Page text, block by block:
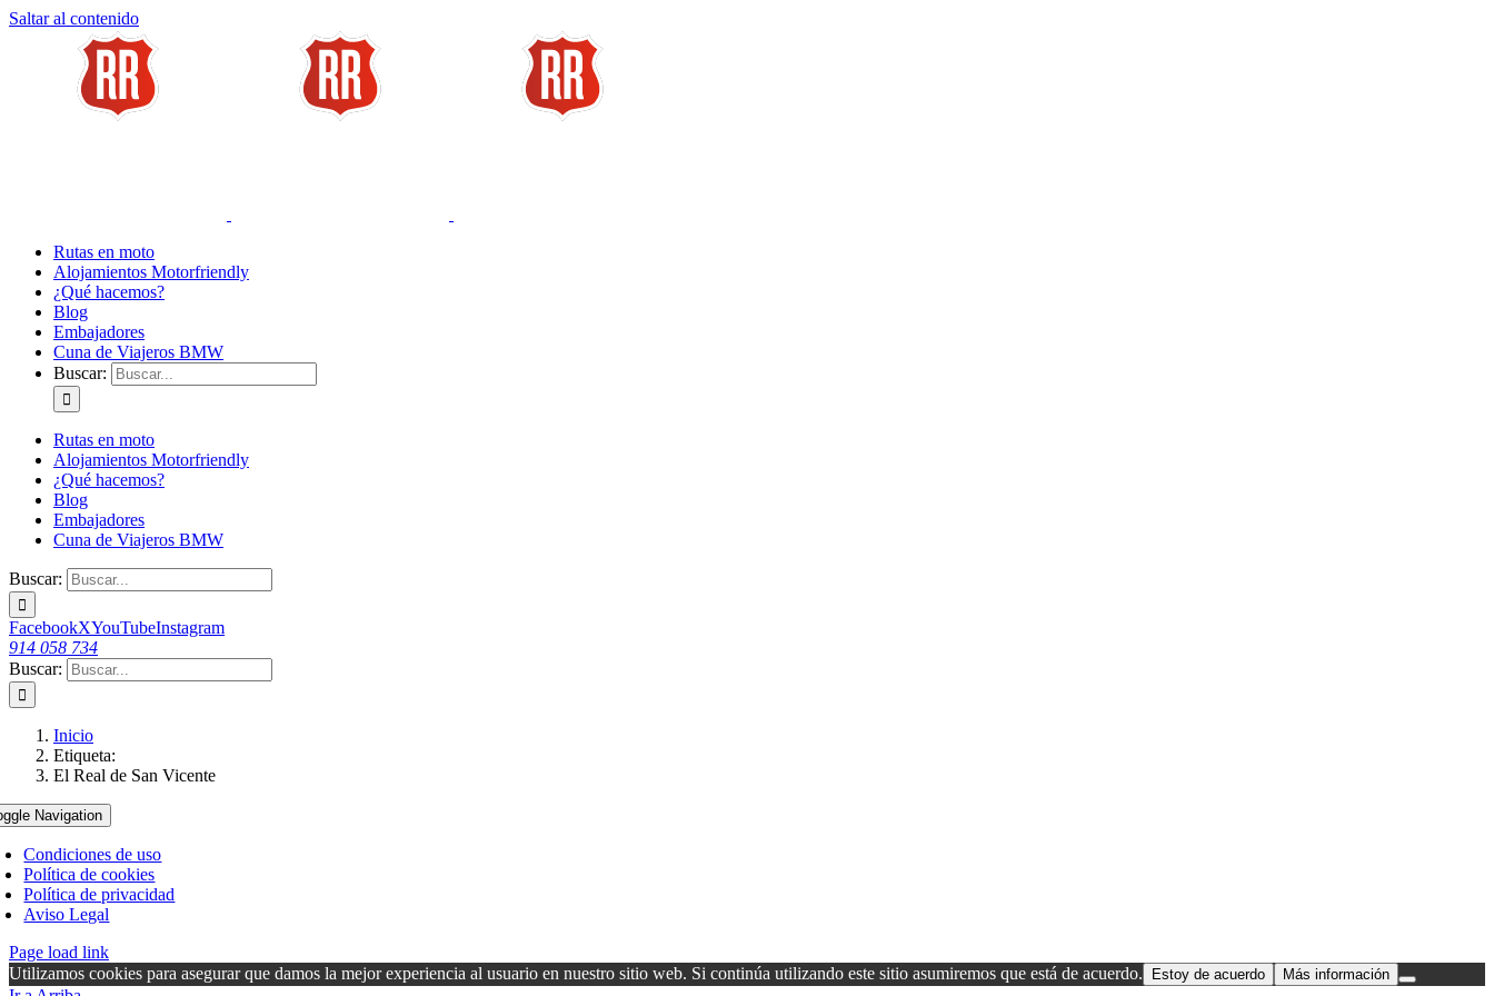
Saltar al contenido
Rutas en moto
Alojamientos Motorfriendly
¿Qué hacemos?
Blog
Embajadores
Cuna de Viajeros BMW
Buscar:
Rutas en moto
Alojamientos Motorfriendly
¿Qué hacemos?
Blog
Embajadores
Cuna de Viajeros BMW
Buscar:
FacebookXYouTubeInstagram
914 058 734
Buscar:
Inicio
Etiqueta:
El Real de San Vicente
Navigation
Condiciones de uso
Política de cookies
Política de privacidad
Aviso Legal
Page load link
Utilizamos cookies para asegurar que damos la mejor experiencia al usuario en nuestro sitio web. Si continúa utilizando este sitio asumiremos que está de acuerdo.
Estoy de acuerdo Más información